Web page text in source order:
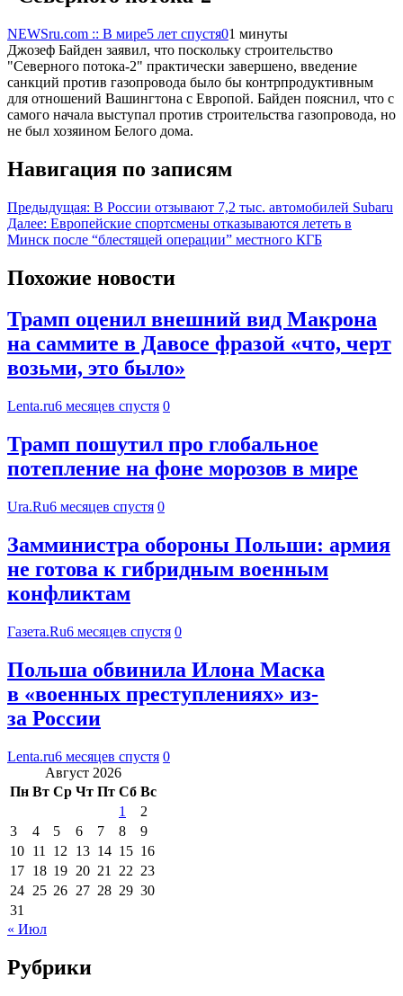
NEWSru.com :: В мире5 лет спустя01 минуты
Джозеф Байден заявил, что поскольку строительство
"Северного потока-2" практически завершено, введение
санкций против газопровода было бы контрпродуктивным
для отношений Вашингтона с Европой. Байден пояснил, что с
самого начала выступал против строительства газопровода, но
не был хозяином Белого дома.
Навигация по записям
Предыдущая: В России отзывают 7,2 тыс. автомобилей Subaru
Далее: Европейские спортсмены отказываются лететь в
Минск после “блестящей операции” местного КГБ
Похожие новости
Трамп оценил внешний вид Макрона
на саммите в Давосе фразой «что, черт
возьми, это было»
Lenta.ru6 месяцев спустя 0
Трамп пошутил про глобальное
потепление на фоне морозов в мире
Ura.Ru6 месяцев спустя 0
Замминистра обороны Польши: армия
не готова к гибридным военным
конфликтам
Газета.Ru6 месяцев спустя 0
Польша обвинила Илона Маска
в «военных преступлениях» из-
за России
Lenta.ru6 месяцев спустя 0
Август 2026
Пн Вт Ср Чт Пт Сб Вс
1
2
3
4 5 6 7 8
9
10 11 12 13 14 15 16
17 18 19 20 21 22 23
24 25 26 27 28 29 30
31
« Июл
Рубрики